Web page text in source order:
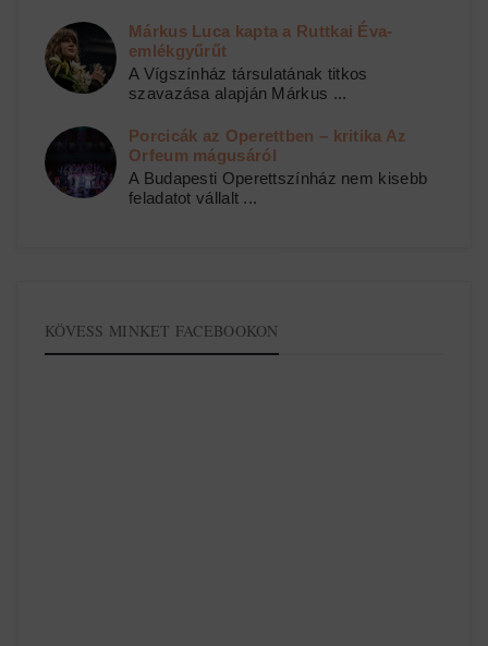
Márkus Luca kapta a Ruttkai Éva-
emlékgyűrűt
A Vígszínház társulatának titkos
szavazása alapján Márkus ...
Porcicák az Operettben – kritika Az
Orfeum mágusáról
A Budapesti Operettszínház nem kisebb
feladatot vállalt ...
KÖVESS MINKET FACEBOOKON